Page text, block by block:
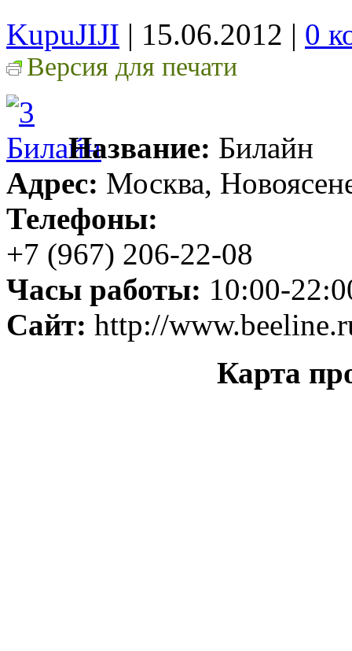
KupuJIJI | 15.06.2012 | 0
Версия для печати
Название: Билайн
Адрес: Москва,
Телефоны:
+7 (967) 206-22-08
Часы работы: 10:00-
Сайт: http://
Карта